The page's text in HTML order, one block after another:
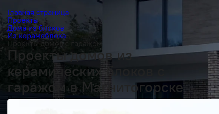
Главная страница
Проекты
Дома из блоков
Из керамоблока
Проекты домов с гаражом
Проекты домов из
керамических блоков с
гаражом в Магнитогорске
Получить косультацию